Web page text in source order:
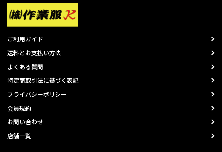
ご利用ガイド
送料とお支払い方法
よくある質問
特定商取引法に基づく表記
プライバシーポリシー
会員規約
お問い合わせ
店舗一覧